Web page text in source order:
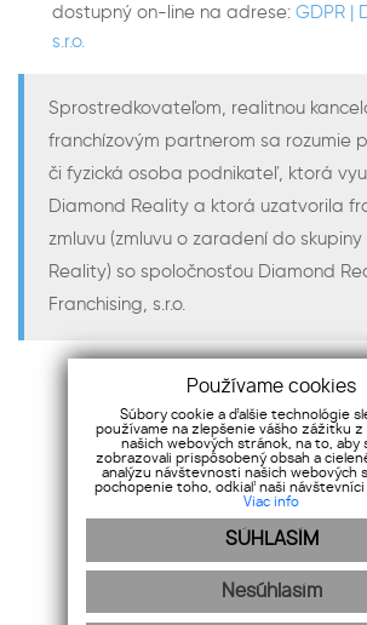
dostupný on-line na adrese: GDPR |
s.r.o.
Sprostredkovateľom, realitnou
franchízovým partnerom sa rozumie
či fyzická osoba podnikateľ, ktorá
Diamond Reality a ktorá uzatvorila
zmluvu (zmluvu o zaradení do
Reality) so spoločnosťou Diamond
Franchising, s.r.o.
Intranet Diamond
Webmail Diamond
©2021 Diamond Reality - všetky
známka.
Používame cookies
Súbory cookie a ďalšie technológie
používame na zlepšenie vášho zážitku z
našich webových stránok, na to, aby
zobrazovali prispôsobený obsah a
analýzu návštevnosti našich webových
pochopenie toho, odkiaľ naši návštevníci
Viac info
SÚHLASÍM
Nesúhlasím